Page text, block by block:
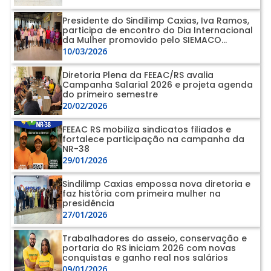
Presidente do Sindilimp Caxias, Iva Ramos,
participa de encontro do Dia Internacional
da Mulher promovido pelo SIEMACO
Curitiba e pela Feaconspar
10/03/2026
Diretoria Plena da FEEAC/RS avalia
Campanha Salarial 2026 e projeta agenda
do primeiro semestre
20/02/2026
FEEAC RS mobiliza sindicatos filiados e
fortalece participação na campanha da
NR-38
29/01/2026
Sindilimp Caxias empossa nova diretoria e
faz história com primeira mulher na
presidência
27/01/2026
Trabalhadores do asseio, conservação e
portaria do RS iniciam 2026 com novas
conquistas e ganho real nos salários